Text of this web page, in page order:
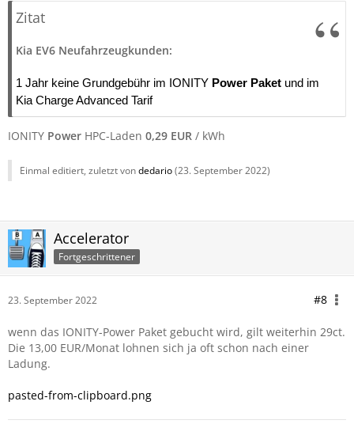
Zitat
Kia EV6 Neufahrzeugkunden:
1 Jahr keine Grundgebühr im IONITY Power Paket und im
Kia Charge Advanced Tarif
IONITY Power HPC-Laden 0,29 EUR / kWh
Einmal editiert, zuletzt vondedario(23. September 2022)
Accelerator
Fortgeschrittener
23. September 2022 #8
wenn das IONITY-Power Paket gebucht wird, gilt weiterhin 29ct.
Die 13,00 EUR/Monat lohnen sich ja oft schon nach einer
Ladung.
pasted-from-clipboard.png